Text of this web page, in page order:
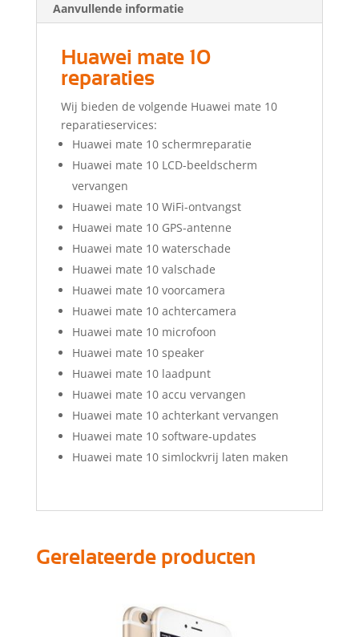
Aanvullende informatie
Huawei mate 10
reparaties
Wij bieden de volgende Huawei mate 10
reparatieservices:
Huawei mate 10 schermreparatie
Huawei mate 10 LCD-beeldscherm
vervangen
Huawei mate 10 WiFi-ontvangst
Huawei mate 10 GPS-antenne
Huawei mate 10 waterschade
Huawei mate 10 valschade
Huawei mate 10 voorcamera
Huawei mate 10 achtercamera
Huawei mate 10 microfoon
Huawei mate 10 speaker
Huawei mate 10 laadpunt
Huawei mate 10 accu vervangen
Huawei mate 10 achterkant vervangen
Huawei mate 10 software-updates
Huawei mate 10 simlockvrij laten maken
Gerelateerde producten